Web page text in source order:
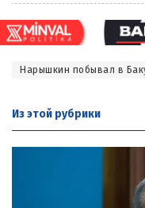
Нарышкин побывал в
Из этой рубрики